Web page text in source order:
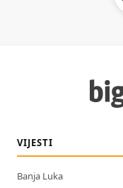
VIJESTI
Banja Luka